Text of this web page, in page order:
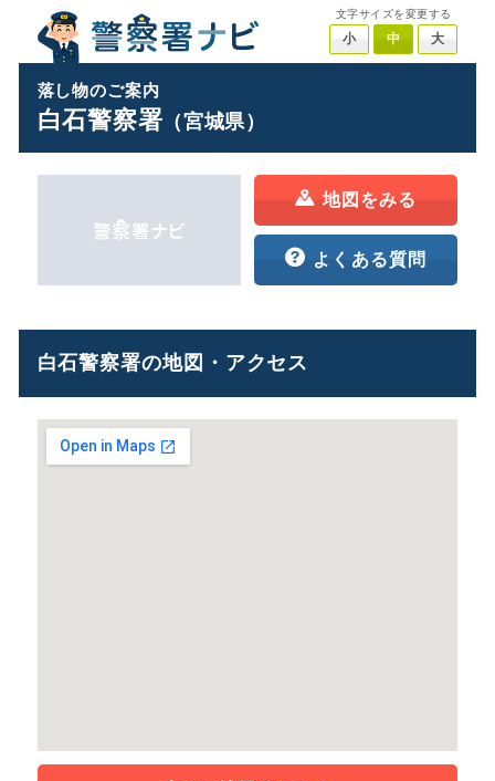
文字サイズを変更する
小 中 大
落し物のご案内
白石警察署（宮城県）
地図をみる
よくある質問
白石警察署の地図・アクセス